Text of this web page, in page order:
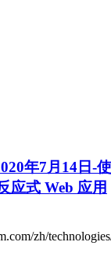
年7月14日-
应式 Web 应用
zh/